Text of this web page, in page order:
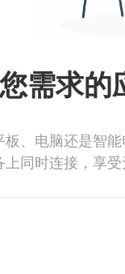
需求的
、电脑还是智能
同时连接，享受